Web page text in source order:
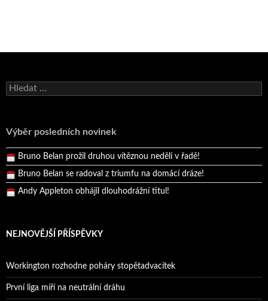
Vyhledávání
Výběr posledních novinek
Bruno Belan se radoval z triumfu na domácí dráze!
Pražský přebor neskrblil překvapeními!
Bruno Belan prožil druhou vítěznou neděli v řadě!
Bruno Belan se radoval z triumfu na domácí dráze!
Andy Appleton obhájil dlouhodrážní titul!
NEJNOVĚJŠÍ PŘÍSPĚVKY
Workington rozhodne poháry stopětadvacítek
První liga míří na neutrální dráhu